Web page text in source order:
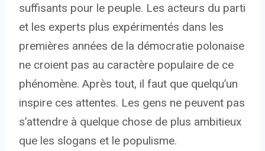
suffisants pour le peuple. Les acteurs du parti
et les experts plus expérimentés dans les
premières années de la démocratie polonaise
ne croient pas au caractère populaire de ce
phénomène. Après tout, il faut que quelqu’un
inspire ces attentes. Les gens ne peuvent pas
s’attendre à quelque chose de plus ambitieux
que les slogans et le populisme.